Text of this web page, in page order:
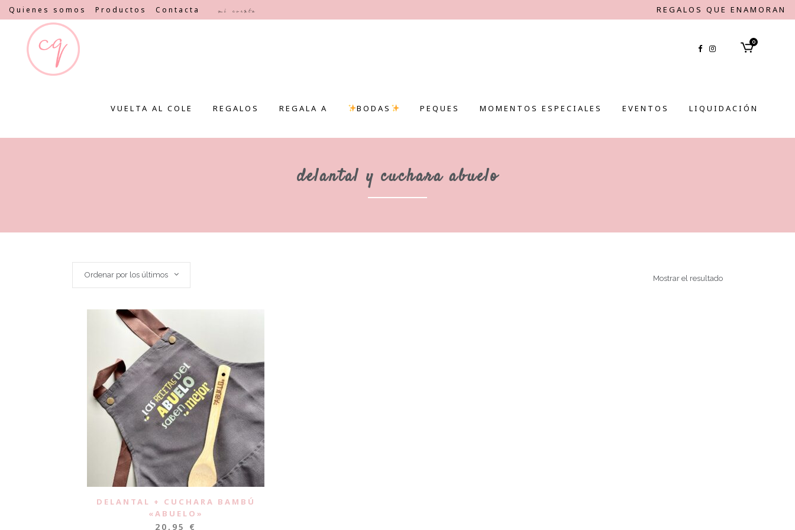
Quienes somos Productos Contacta Mi cuenta REGALOS QUE ENAMORAN
0
VUELTA AL COLE REGALOS REGALA A BODAS PEQUES MOMENTOS ESPECIALES EVENTOS LIQUIDACIÓN
delantal y cuchara abuelo
Mostrar el resultado
Ordenar por los últimos
DELANTAL + CUCHARA BAMBÚ
«ABUELO»
20,95 €